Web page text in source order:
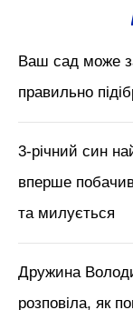
Ваш сад може
правильно
3-річний син
вперше
та милується
Дружина
розповіла, як